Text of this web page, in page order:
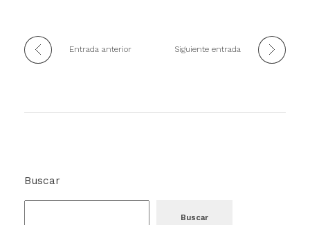
Entrada anterior Siguiente entrada
Buscar
Buscar